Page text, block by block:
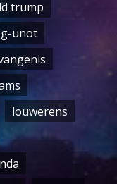
trump
g-unot
louwerens